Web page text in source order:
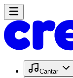
Cantar